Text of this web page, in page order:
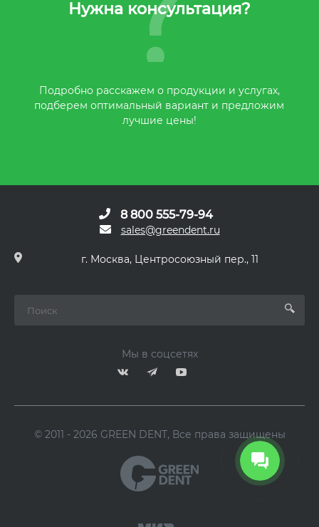
Нужна консультация?
Подробно расскажем о продукции и услугах,
подберем оптимальный вариант и предложим
лучшие цены!
8 800 555-79-94
sales@greendent.ru
г. Москва, Центросоюзный пер., 11
Мы в соцсетях
© 2011 - 2026 GREEN DENT, Все права защищены